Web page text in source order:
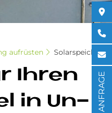
aufrüsten Solarspeicher
Ih­ren
in Un­ ANFRAGE